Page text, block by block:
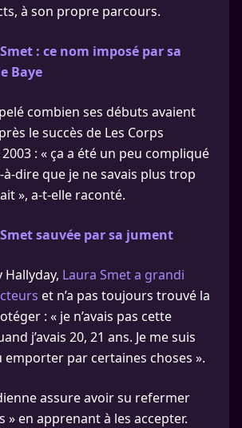
à son propre parcours.
: ce nom imposé par sa
Baye
combien ses débuts avaient
le succès de Les Corps
: « ça a été un peu compliqué
à-dire que je ne savais plus trop
», a-t-elle raconté.
sauvée par sa jument
Hallyday, Laura Smet a grandi
et n’a pas toujours trouvé la
: « je n’avais pas cette
j’avais 20, 21 ans. Je me suis
emporter par certaines choses ».
assure avoir su refermer
» en apprenant à les accepter.